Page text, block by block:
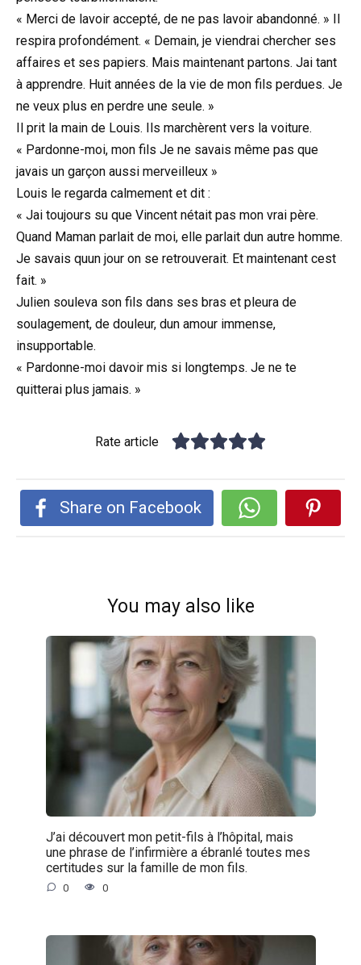
« Merci de lavoir accepté, de ne pas lavoir abandonné. » Il
respira profondément. « Demain, je viendrai chercher ses
affaires et ses papiers. Mais maintenant partons. Jai tant
à apprendre. Huit années de la vie de mon fils perdues. Je
ne veux plus en perdre une seule. »
Il prit la main de Louis. Ils marchèrent vers la voiture.
« Pardonne-moi, mon fils Je ne savais même pas que
javais un garçon aussi merveilleux »
Louis le regarda calmement et dit :
« Jai toujours su que Vincent nétait pas mon vrai père.
Quand Maman parlait de moi, elle parlait dun autre homme.
Je savais quun jour on se retrouverait. Et maintenant cest
fait. »
Julien souleva son fils dans ses bras et pleura de
soulagement, de douleur, dun amour immense,
insupportable.
« Pardonne-moi davoir mis si longtemps. Je ne te
quitterai plus jamais. »
Rate article
Share on Facebook
You may also like
J’ai découvert mon petit-fils à l’hôpital, mais
une phrase de l’infirmière a ébranlé toutes mes
certitudes sur la famille de mon fils.
0 0